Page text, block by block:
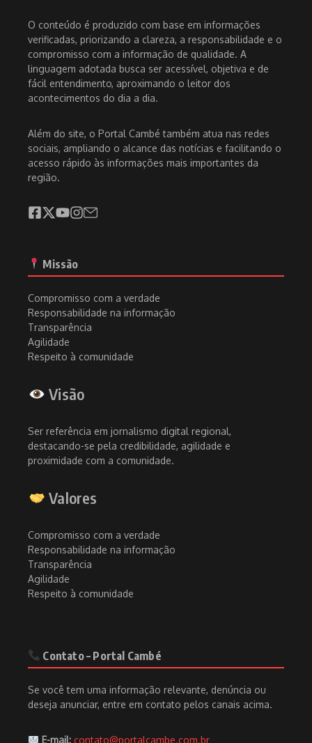
O conteúdo é produzido com base em informações
verificadas, priorizando a clareza, a responsabilidade e o
compromisso com a informação de qualidade. A
linguagem adotada busca ser acessível, objetiva e de
fácil entendimento, aproximando o leitor dos
acontecimentos do dia a dia.
Além do site, o Portal Cambé também atua nas redes
sociais, ampliando o alcance das notícias e facilitando o
acesso rápido às informações mais importantes da
região.
Missão
Compromisso com a verdade
Responsabilidade na informação
Transparência
Agilidade
Respeito à comunidade
Visão
Ser referência em jornalismo digital regional,
destacando-se pela credibilidade, agilidade e
proximidade com a comunidade.
Valores
Compromisso com a verdade
Responsabilidade na informação
Transparência
Agilidade
Respeito à comunidade
Contato – Portal Cambé
Se você tem uma informação relevante, denúncia ou
deseja anunciar, entre em contato pelos canais acima.
E-mail: contato@portalcambe.com.br